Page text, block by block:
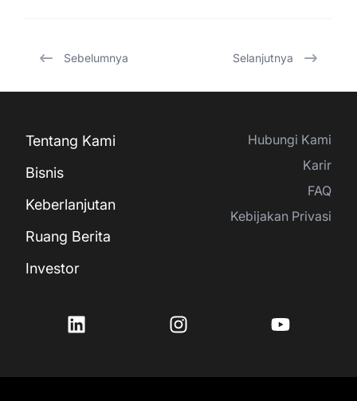
Sebelumnya Selanjutnya
Tentang Kami
Bisnis
Keberlanjutan
Ruang Berita
Investor
Hubungi Kami
Karir
FAQ
Kebijakan Privasi